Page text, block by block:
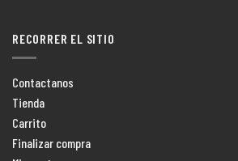
RECORRER EL SITIO
Contactanos
Tienda
Carrito
Finalizar compra